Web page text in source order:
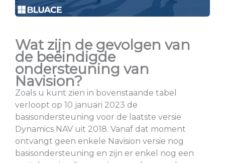
Wat zijn de gevolgen van
de beëindigde
ondersteuning van
Navision?
Zoals u kunt zien in bovenstaande tabel
verloopt op 10 januari 2023 de
basisondersteuning voor de laatste versie
Dynamics NAV uit 2018. Vanaf dat moment
ontvangt geen enkele Navision versie nog
basisondersteuning en zijn er enkel nog een